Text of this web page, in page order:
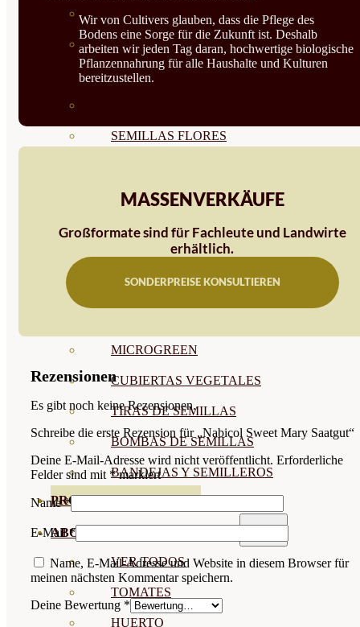
HORTALIZA FRUTO
SEMILLAS HORTALIZA DE
HOJA
SEMILLAS FLORES
COMESTIBLES
SEMILLAS TRADICIONALES
SEMILLAS BRASICAS
SEMILLAS RAÍZ
MICROGREEN
CUBIERTAS VEGETALES
TIRAS DE SEMILLAS
BOMBAS DE SEMILLAS
BANDEJAS Y SEMILLEROS
PROFESIONALES
ABONOS POR CULTIVO
VER TODOS
TOMATES
HUERTO
Wir von Cultivers glauben, dass die Pflege des
Bodens eine Sorge für die Zukunft ist. Deshalb
arbeiten wir jeden Tag daran, hochwertige biologische
Pflanzennahrung für alle Haushalte und Kulturen
bereitzustellen.
MASSENVERKÄUFE
Großformate sind für Fachleute und Landwirte
erhältlich.
SONDERPREISE KONSULTIEREN
Rezensionen
Es gibt noch keine Rezensionen.
Schreibe die erste Rezension für „Nabicol Sweet Mary Saatgut“
Deine E-Mail-Adresse wird nicht veröffentlicht. Erforderliche
Felder sind mit *markiert
Name*
E-Mail*
Name, E-Mail-Adresse und Website in diesem Browser für
meinen nächsten Kommentar speichern.
Deine Bewertung *